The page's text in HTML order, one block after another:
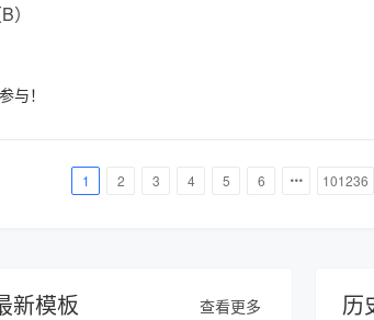
与！
1 2 3 4 5 6 101236
新模板 查看更多 历